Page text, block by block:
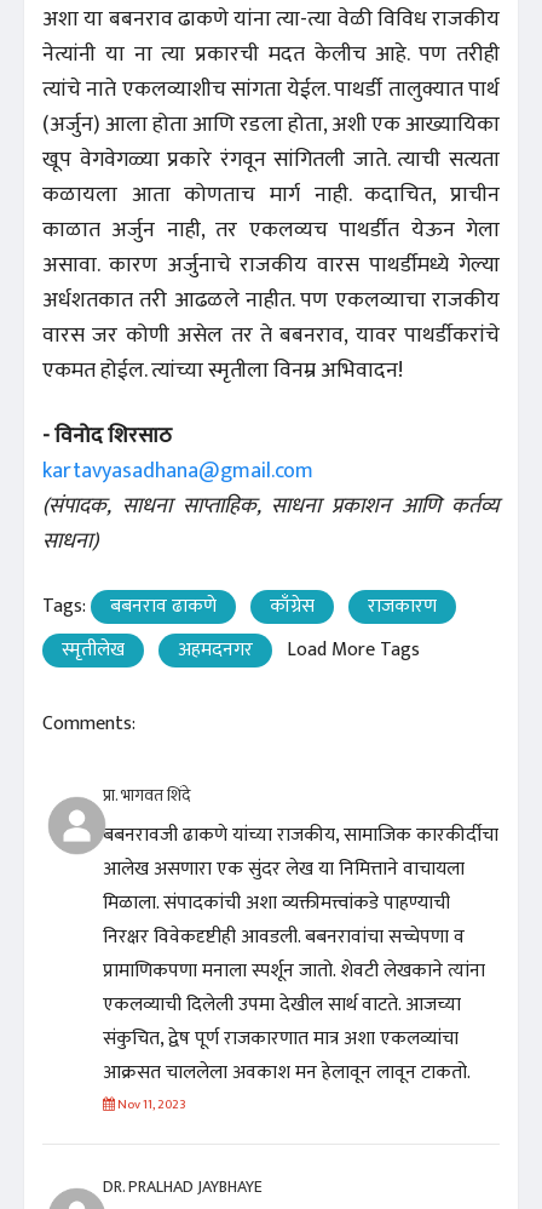
अशा या बबनराव ढाकणे यांना त्या-त्या वेळी विविध राजकीय
नेत्यांनी या ना त्या प्रकारची मदत केलीच आहे. पण तरीही
त्यांचे नाते एकलव्याशीच सांगता येईल. पाथर्डी तालुक्यात पार्थ
(अर्जुन) आला होता आणि रडला होता, अशी एक आख्यायिका
खूप वेगवेगळ्या प्रकारे रंगवून सांगितली जाते. त्याची सत्यता
कळायला आता कोणताच मार्ग नाही. कदाचित, प्राचीन
काळात अर्जुन नाही, तर एकलव्यच पाथर्डीत येऊन गेला
असावा. कारण अर्जुनाचे राजकीय वारस पाथर्डीमध्ये गेल्या
अर्धशतकात तरी आढळले नाहीत. पण एकलव्याचा राजकीय
वारस जर कोणी असेल तर ते बबनराव, यावर पाथर्डीकरांचे
एकमत होईल. त्यांच्या स्मृतीला विनम्र अभिवादन!
- विनोद शिरसाठ
kartavyasadhana@gmail.com
(संपादक, साधना साप्ताहिक, साधना प्रकाशन आणि कर्तव्य
साधना)
Tags: बबनराव ढाकणे काँग्रेस
राजकारण
स्मृतीलेख
अहमदनगर Load More Tags
Comments:
प्रा. भागवत शिंदे
बबनरावजी ढाकणे यांच्या राजकीय, सामाजिक कारकीर्दीचा
आलेख असणारा एक सुंदर लेख या निमित्ताने वाचायला
मिळाला. संपादकांची अशा व्यक्तीमत्त्वांकडे पाहण्याची
निरक्षर विवेकदृष्टीही आवडली. बबनरावांचा सच्चेपणा व
प्रामाणिकपणा मनाला स्पर्शून जातो. शेवटी लेखकाने त्यांना
एकलव्याची दिलेली उपमा देखील सार्थ वाटते. आजच्या
संकुचित, द्वेष पूर्ण राजकारणात मात्र अशा एकलव्यांचा
आक्रसत चाललेला अवकाश मन हेलावून लावून टाकतो.
Nov 11, 2023
DR. PRALHAD JAYBHAYE